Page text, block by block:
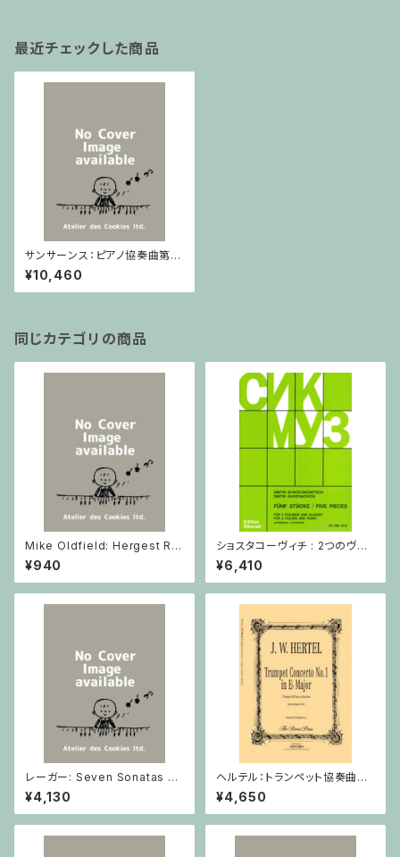
最近チェックした商品
サンサーンス：ピアノ協奏曲第2
番ト短調 / フルスコア
¥10,460
同じカテゴリの商品
Mike Oldfield: Hergest Rid
ge / ピアノ
¥940
ショスタコーヴィチ : 2つのヴァ
イオリンとピアノのための 5つの
小品 / ヴァイオリン2とピアノ
¥6,410
レーガー: Seven Sonatas o
p. 91 Heft 2 / ヴァイオリン
¥4,130
ヘルテル：トランペット協奏曲第1
番 変ホ長調/トランペット・ピア
ノ
¥4,650